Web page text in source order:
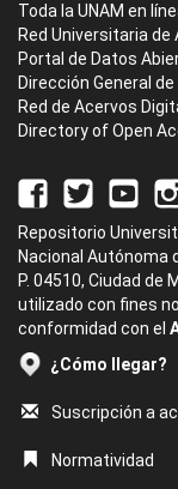
Toda la UNAM en
Red Universitaria de
Portal de Datos
Dirección General
Red de Acervos
Directory of Open
Repositorio
Nacional Autónoma
P. 04510, Ciudad de
utilizado con fines
conformidad con el
¿Cómo llegar?
Suscripción a
Normatividad